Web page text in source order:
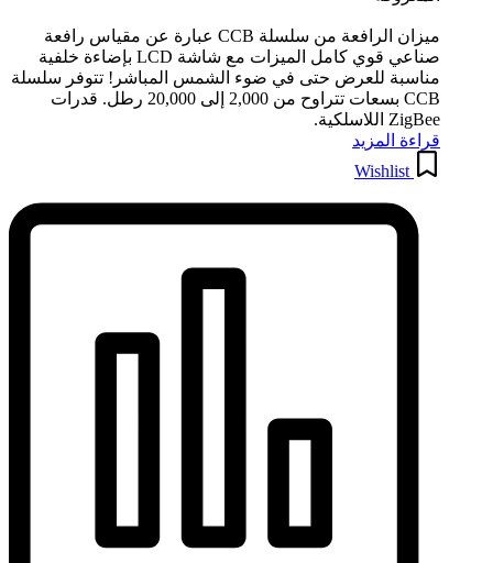
ميزان الرافعة من سلسلة CCB عبارة عن مقياس رافعة
صناعي قوي كامل الميزات مع شاشة LCD بإضاءة خلفية
مناسبة للعرض حتى في ضوء الشمس المباشر! تتوفر سلسلة
CCB بسعات تتراوح من 2,000 إلى 20,000 رطل. قدرات
ZigBee اللاسلكية.
قراءة المزيد
Wishlist